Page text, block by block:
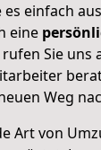
einfach
eine
Sie uns
Weg
Art von